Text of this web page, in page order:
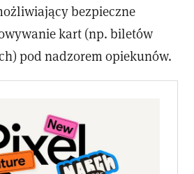
bezpieczne
kart (np. biletów
pod nadzorem opiekunów.